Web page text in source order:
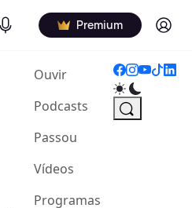
Podcasts Premium Log in
Ouvir(current)
Podcasts
Passou
Vídeos
Programas